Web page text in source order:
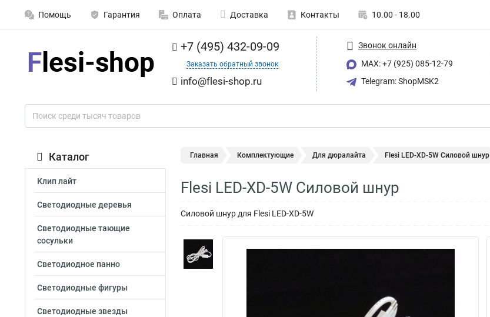
Помощь Гарантия Оплата Доставка Контакты 10.00 - 18.00
+7 (495) 432-09-09
Заказать обратный звонок
info@flesi-shop.ru
Звонок онлайн
MAX: +7 (925) 085-12-79
Telegram: ShopMSK2
Каталог
Клип лайт
Светодиодные деревья
Светодиодные тающие
сосульки
Светодиодное панно
Светодиодные фигуры
Светодиодные звезды
Главная Комплектующие Для дюралайта Flesi LED-XD-5W Силовой шнур
Flesi LED-XD-5W Силовой шнур
Силовой шнур для Flesi LED-XD-5W